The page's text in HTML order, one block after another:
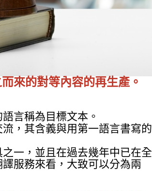
來的對等內容的再生產。
言稱為目標文本。
，其含義與用第一語言書寫的
一，並且在過去幾年中已在全
服務來看，大致可以分為兩